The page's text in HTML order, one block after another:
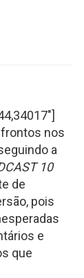
7"]
nos
a
10
de
pois
e
que